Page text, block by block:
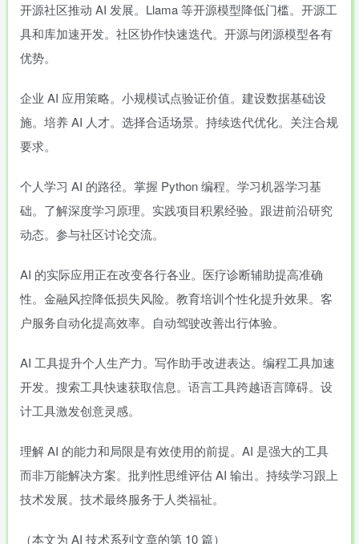
开源社区推动 AI 发展。Llama 等开源模型降低门槛。开源工
具和库加速开发。社区协作快速迭代。开源与闭源模型各有
优势。
企业 AI 应用策略。小规模试点验证价值。建设数据基础设
施。培养 AI 人才。选择合适场景。持续迭代优化。关注合规
要求。
个人学习 AI 的路径。掌握 Python 编程。学习机器学习基
础。了解深度学习原理。实践项目积累经验。跟进前沿研究
动态。参与社区讨论交流。
AI 的实际应用正在改变各行各业。医疗诊断辅助提高准确
性。金融风控降低损失风险。教育培训个性化提升效果。客
户服务自动化提高效率。自动驾驶改善出行体验。
AI 工具提升个人生产力。写作助手改进表达。编程工具加速
开发。搜索工具快速获取信息。语言工具跨越语言障碍。设
计工具激发创意灵感。
理解 AI 的能力和局限是有效使用的前提。AI 是强大的工具
而非万能解决方案。批判性思维评估 AI 输出。持续学习跟上
技术发展。技术最终服务于人类福祉。
（本文为 AI 技术系列文章的第 10 篇）